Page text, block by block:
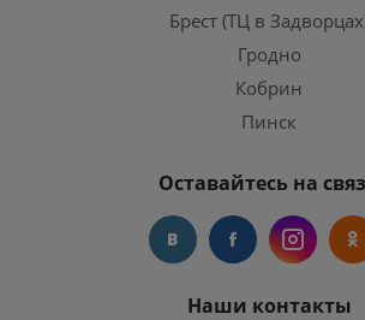
Брест (ТЦ в
Гродно
Кобрин
Пинск
Оставайтесь на
Наши контакты